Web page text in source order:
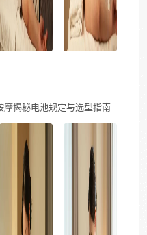
揭秘电池规定与选型指南